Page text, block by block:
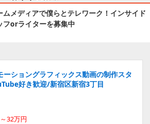
ムメディアで僕らとテレワーク！インサイド
フorライターを募集中
ーショングラフィックス動画の制作スタ
好き歓迎/新宿区新宿3丁目
32万円